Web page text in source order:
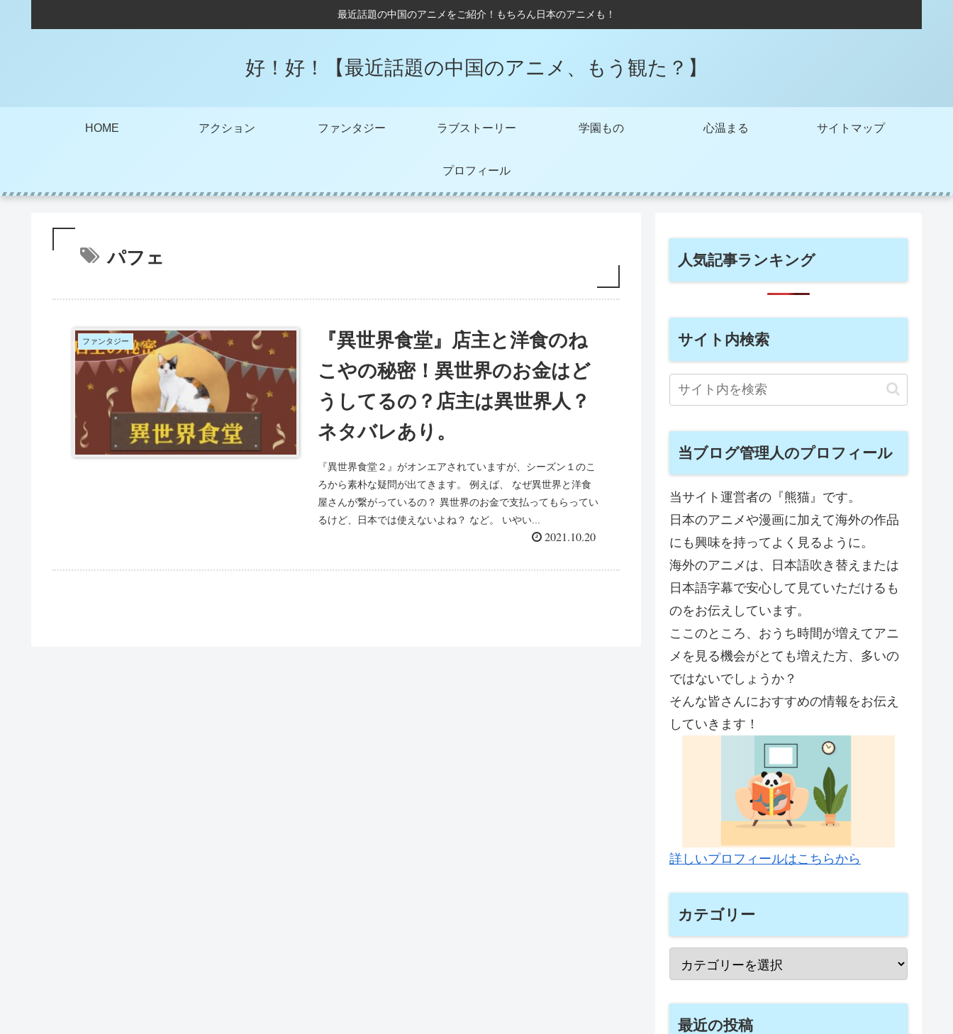
最近話題の中国のアニメをご紹介！もちろん日本のアニメも！
好！好！【最近話題の中国のアニメ、もう観た？】
HOME アクション ファンタジー ラブストーリー 学園もの 心温まる サイトマップ
プロフィール
パフェ
ファンタジー
『異世界食堂』店主と洋食のね
こやの秘密！異世界のお金はど
うしてるの？店主は異世界人？
ネタバレあり。
『異世界食堂２』がオンエアされていますが、シーズン１のこ
ろから素朴な疑問が出てきます。 例えば、 なぜ異世界と洋食
屋さんが繋がっているの？ 異世界のお金で支払ってもらってい
るけど、日本では使えないよね？ など。 いやい...
2021.10.20
人気記事ランキング
サイト内検索
当ブログ管理人のプロフィール
当サイト運営者の『熊猫』です。
日本のアニメや漫画に加えて海外の作品
にも興味を持ってよく見るように。
海外のアニメは、日本語吹き替えまたは
日本語字幕で安心して見ていただけるも
のをお伝えしています。
ここのところ、おうち時間が増えてアニ
メを見る機会がとても増えた方、多いの
ではないでしょうか？
そんな皆さんにおすすめの情報をお伝え
していきます！
詳しいプロフィールはこちらから
カテゴリー
最近の投稿